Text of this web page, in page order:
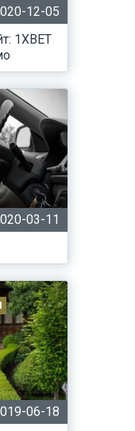
12-05
1XBET
03-11
06-18